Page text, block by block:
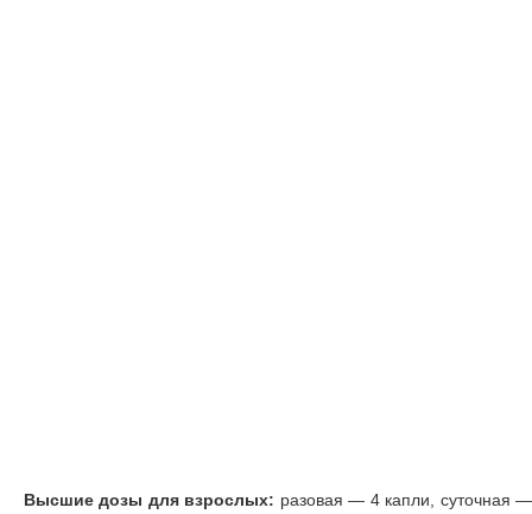
Высшие дозы для взрослых: разовая — 4 капли, суточная —